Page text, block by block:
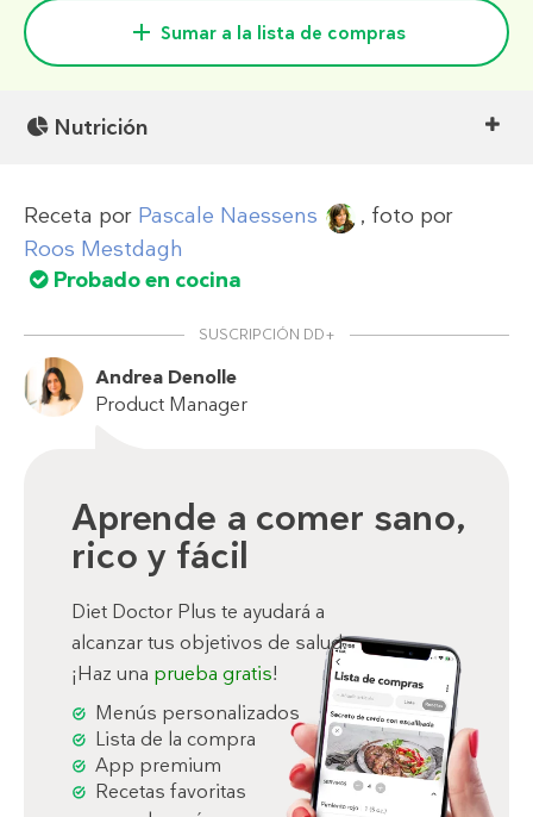
Sumar a la lista de compras
Nutrición
Receta por Pascale Naessens
, foto por
Roos Mestdagh
Probado en cocina
SUSCRIPCIÓN DD+
Andrea Denolle
Product Manager
Aprende a comer sano,
rico y fácil
Diet Doctor Plus te ayudará a
alcanzar tus objetivos de salud.
¡Haz una prueba gratis!
Menús personalizados
Lista de la compra
App premium
Recetas favoritas